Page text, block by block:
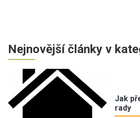
Nejnovější články v
Jak
rady